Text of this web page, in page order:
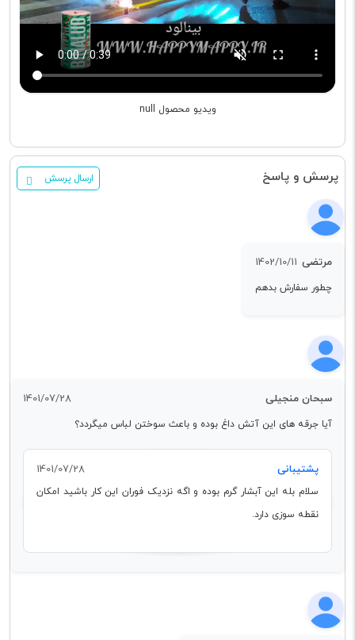
ویدیو محصول null
پرسش و پاسخ ارسال پرسش
مرتضی 1402/10/11
چطور سفارش بدهم
سبحان منجیلی 1401/07/28
آیا جرقه های این آتش داغ بوده و باعث سوختن لباس میگردد؟
پشتیبانی 1401/07/28
سلام بله این آبشار گرم بوده و اگه نزدیک فوران این کار باشید امکان
نقطه سوزی دارد.